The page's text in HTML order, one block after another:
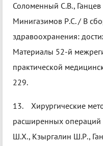
Соломенный С.В.,
Минигазимов Р.С. / В
здравоохранения:
Материалы 52-й
практической
229.
13. Хирургические
расширенных операций
Ш.Х., Кзыргалин Ш.Р.,